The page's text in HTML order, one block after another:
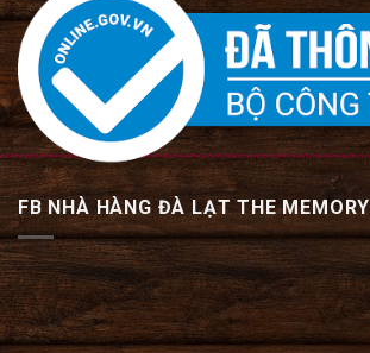
FB NHÀ HÀNG ĐÀ LẠT THE MEMORY